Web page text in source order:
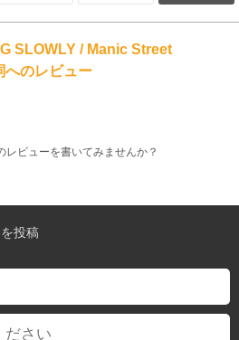
SLOWLY / Manic Street
へのレビュー
レビューを書いてみませんか？
投稿